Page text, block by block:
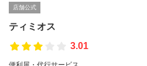
店舗公式
ティミオス
3.01